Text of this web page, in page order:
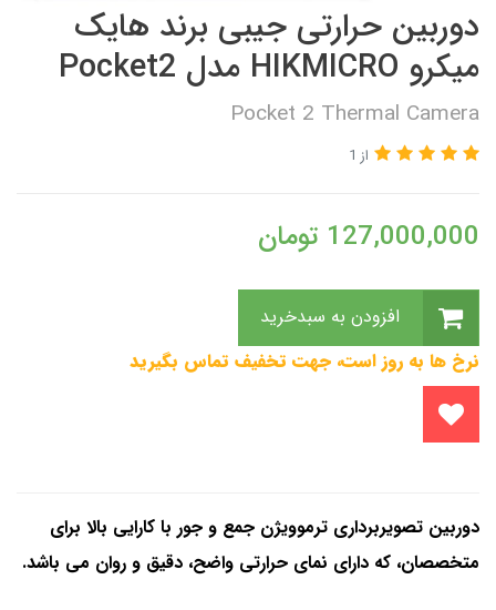
دوربین حرارتی جیبی برند هایک
میکرو HIKMICRO مدل Pocket2
Pocket 2 Thermal Camera
از 1
127,000,000 تومان
نرخ ها به روز است، جهت تخفیف تماس بگیرید
دوربین تصویربرداری ترموویژن جمع و جور با کارایی بالا برای
متخصصان، که دارای نمای حرارتی واضح، دقیق و روان می باشد.